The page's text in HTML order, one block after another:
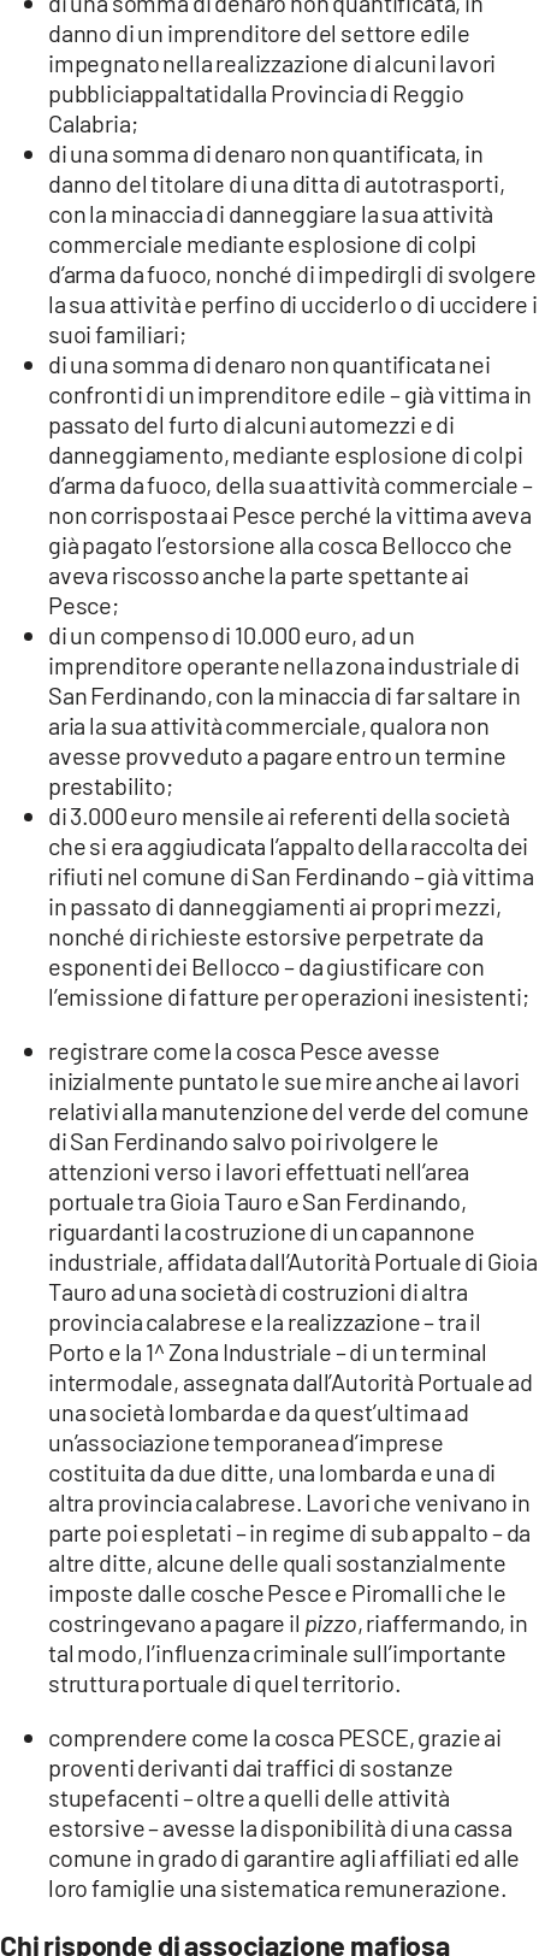
danno di un imprenditore del settore edile
impegnato nella realizzazione di alcuni lavori
pubbliciappaltatidalla Provincia di Reggio
Calabria;
di una somma di denaro non quantificata, in
danno del titolare di una ditta di autotrasporti,
con la minaccia di danneggiare la sua attività
commerciale mediante esplosione di colpi
d’arma da fuoco, nonché di impedirgli di svolgere
la sua attività e perfino di ucciderlo o di uccidere i
suoi familiari;
di una somma di denaro non quantificata nei
confronti di un imprenditore edile – già vittima in
passato del furto di alcuni automezzi e di
danneggiamento, mediante esplosione di colpi
d’arma da fuoco, della sua attività commerciale –
non corrisposta ai Pesce perché la vittima aveva
già pagato l’estorsione alla cosca Bellocco che
aveva riscosso anche la parte spettante ai
Pesce;
di un compenso di 10.000 euro, ad un
imprenditore operante nella zona industriale di
San Ferdinando, con la minaccia di far saltare in
aria la sua attività commerciale, qualora non
avesse provveduto a pagare entro un termine
prestabilito;
di 3.000 euro mensile ai referenti della società
che si era aggiudicata l’appalto della raccolta dei
rifiuti nel comune di San Ferdinando – già vittima
in passato di danneggiamenti ai propri mezzi,
nonché di richieste estorsive perpetrate da
esponenti dei Bellocco – da giustificare con
l’emissione di fatture per operazioni inesistenti;
registrare come la cosca Pesce avesse
inizialmente puntato le sue mire anche ai lavori
relativi alla manutenzione del verde del comune
di San Ferdinando salvo poi rivolgere le
attenzioni verso i lavori effettuati nell’area
portuale tra Gioia Tauro e San Ferdinando,
riguardanti la costruzione di un capannone
industriale, affidata dall’Autorità Portuale di Gioia
Tauro ad una società di costruzioni di altra
provincia calabrese e la realizzazione – tra il
Porto e la 1^ Zona Industriale – di un terminal
intermodale, assegnata dall’Autorità Portuale ad
una società lombarda e da quest’ultima ad
un’associazione temporanea d’imprese
costituita da due ditte, una lombarda e una di
altra provincia calabrese. Lavori che venivano in
parte poi espletati – in regime di sub appalto – da
altre ditte, alcune delle quali sostanzialmente
imposte dalle cosche Pesce e Piromalli che le
costringevano a pagare il pizzo, riaffermando, in
tal modo, l’influenza criminale sull’importante
struttura portuale di quel territorio.
comprendere come la cosca PESCE, grazie ai
proventi derivanti dai traffici di sostanze
stupefacenti – oltre a quelli delle attività
estorsive – avesse la disponibilità di una cassa
comune in grado di garantire agli affiliati ed alle
loro famiglie una sistematica remunerazione.
Chi risponde di associazione mafiosa